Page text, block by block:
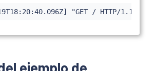
"GET / HTTP/1.1"